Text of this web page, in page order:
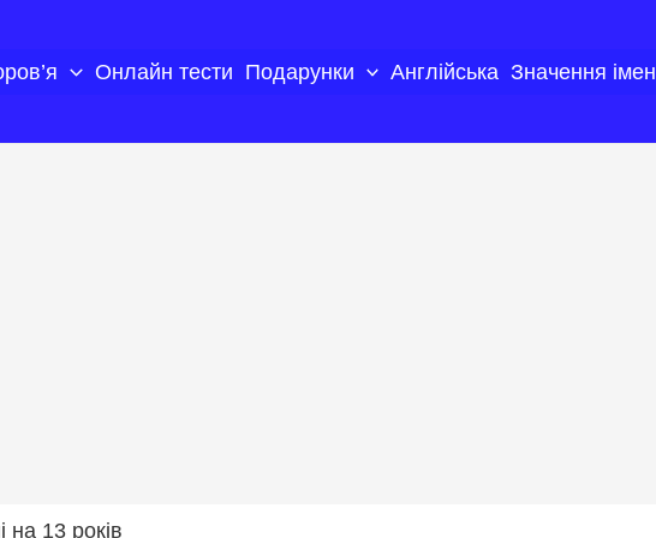
Онлайн тести Подарунки Англійська Значення імен
на 13 років